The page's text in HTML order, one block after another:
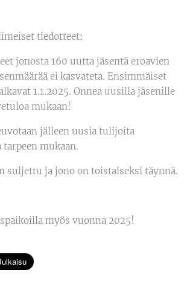
tiedotteet:
jonosta 160 uutta jäsentä eroavien
ei kasvateta. Ensimmäiset
1.1.2025. Onnea uusilla jäsenille
mukaan!
jälleen uusia tulijoita
mukaan.
suljettu ja jono on toistaiseksi täynnä.
myös vuonna 2025!